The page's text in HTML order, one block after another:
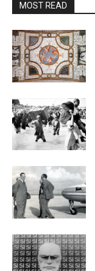
MOST READ